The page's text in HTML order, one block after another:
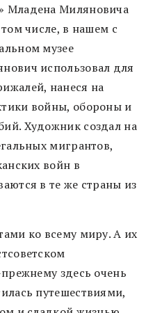
Младена Миляновича
числе, в нашем с
музее
использовал для
нанеся на
войны, обороны и
Художник создал на
мигрантов,
войн в
в те же страны из
ко всему миру. А их
здесь очень
путешествиями,